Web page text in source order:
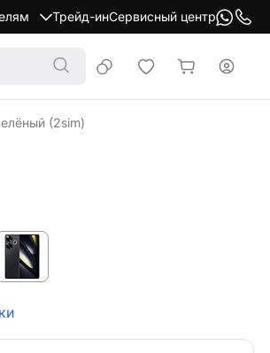
Трейд-инСервисный центр
(2sim)